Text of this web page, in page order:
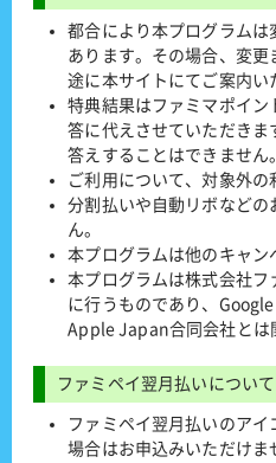
都合により本プログラム
あります。その場合、変更
途に本サイトにてご案内い
特典結果はファミマポイン
答に代えさせていただきま
答えすることはできません
ご利用について、対象外の
分割払いや自動リボなどの
ん。
本プログラムは他のキャン
本プログラムは株式会社フ
に行うものであり、
Apple Japan合同会社とは
ファミペイ翌月払いについて
ファミペイ翌月払いのアイ
場合はお申込みいただけま